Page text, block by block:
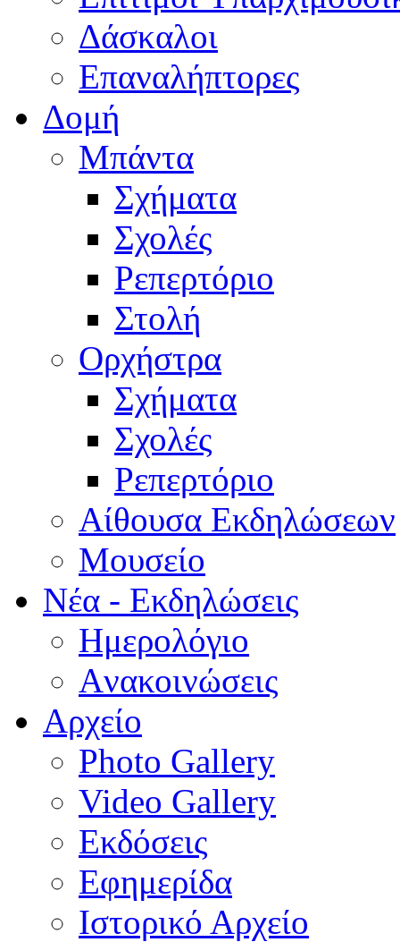
Δάσκαλοι
Επαναλήπτορες
Δομή
Μπάντα
Σχήματα
Σχολές
Ρεπερτόριο
Στολή
Ορχήστρα
Σχήματα
Σχολές
Ρεπερτόριο
Aίθουσα Εκδηλώσεων
Μουσείο
Νέα - Εκδηλώσεις
Ημερολόγιο
Aνακοινώσεις
Αρχείο
Photo Gallery
Video Gallery
Εκδόσεις
Εφημερίδα
Ιστορικό Αρχείο